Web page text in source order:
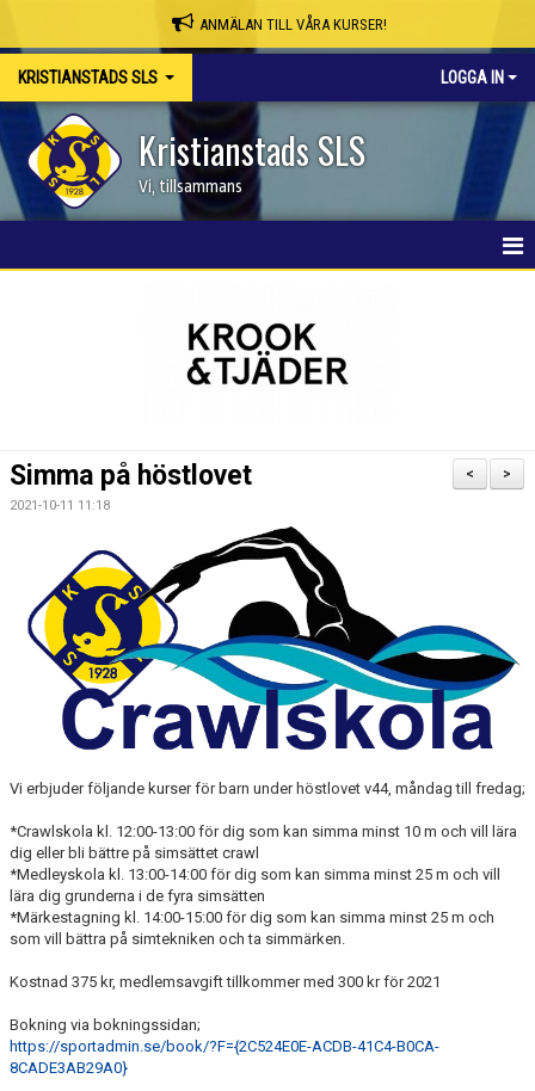
ANMÄLAN TILL VÅRA KURSER!
KRISTIANSTADS SLS LOGGA IN
Kristianstads SLS
Vi, tillsammans
KSLS WEBBSHOP
BLI PARTNER
JOBBA HOS OSS!
FÖRÄLDER
FUNKTIONÄR
VERKSAMHETSHANDBOK
KSLS FOR UKRAINE
WALL OF MEMORIES
>
<
Simma på höstlovet
2021-10-11 11:18
Vi erbjuder följande kurser för barn under höstlovet v44, måndag till fredag;
*Crawlskola kl. 12:00-13:00 för dig som kan simma minst 10 m och vill lära
dig eller bli bättre på simsättet crawl
*Medleyskola kl. 13:00-14:00 för dig som kan simma minst 25 m och vill
lära dig grunderna i de fyra simsätten
*Märkestagning kl. 14:00-15:00 för dig som kan simma minst 25 m och
som vill bättra på simtekniken och ta simmärken.
Kostnad 375 kr, medlemsavgift tillkommer med 300 kr för 2021
Bokning via bokningssidan;
https://sportadmin.se/book/?F={2C524E0E-ACDB-41C4-B0CA-
8CADE3AB29A0}